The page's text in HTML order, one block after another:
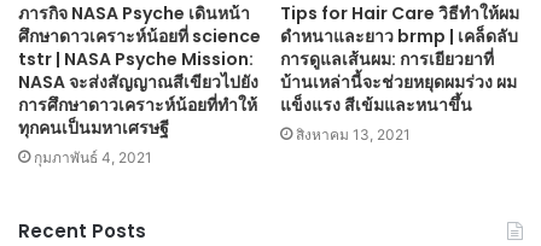
ภารกิจ NASA Psyche เดินหน้า
ศึกษาดาวเคราะห์น้อยที่ science
tstr | NASA Psyche Mission:
NASA จะส่งสัญญาณสีเขียวไปยัง
การศึกษาดาวเคราะห์น้อยที่ทำให้
ทุกคนเป็นมหาเศรษฐี
กุมภาพันธ์ 4, 2021
Tips for Hair Care วิธีทำให้ผม
ดำหนาและยาว brmp | เคล็ดลับ
การดูแลเส้นผม: การเยียวยาที่
บ้านเหล่านี้จะช่วยหยุดผมร่วง ผม
แข็งแรง สีเข้มและหนาขึ้น
สิงหาคม 13, 2021
Recent Posts